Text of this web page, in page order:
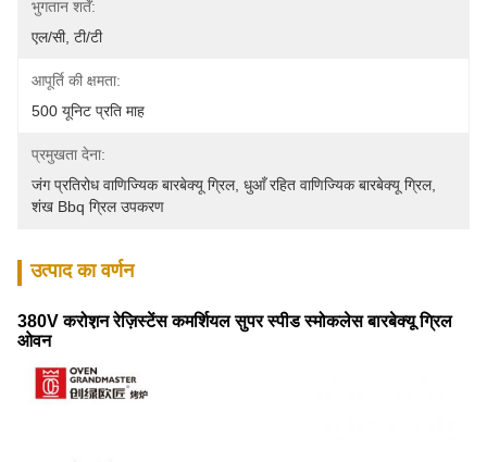
भुगतान शर्तें:
एल/सी, टी/टी
आपूर्ति की क्षमता:
500 यूनिट प्रति माह
प्रमुखता देना:
जंग प्रतिरोध वाणिज्यिक बारबेक्यू ग्रिल, धुआँ रहित वाणिज्यिक बारबेक्यू ग्रिल,
शंख Bbq ग्रिल उपकरण
उत्पाद का वर्णन
380V करोश़न रेज़िस्टेंस कमर्शियल सुपर स्पीड स्मोकलेस बारबेक्यू ग्रिल
ओवन